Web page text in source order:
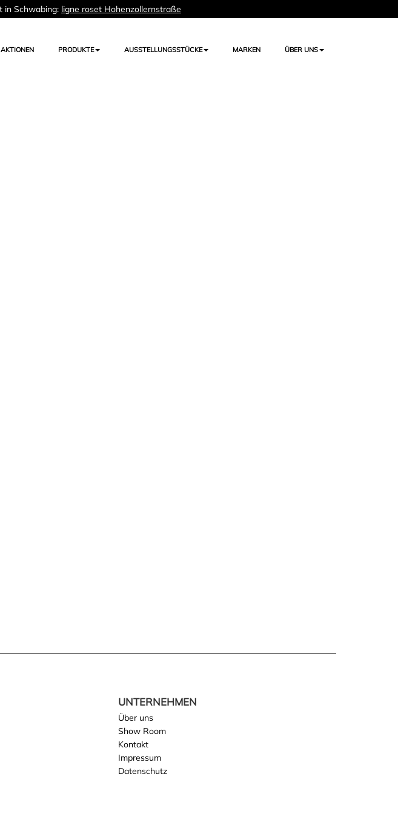
in Schwabing: ligne roset Hohenzollernstraße
AKTIONEN PRODUKTE AUSSTELLUNGSSTÜCKE MARKEN ÜBER UNS
UNTERNEHMEN
Über uns
Show Room
Kontakt
Impressum
Datenschutz